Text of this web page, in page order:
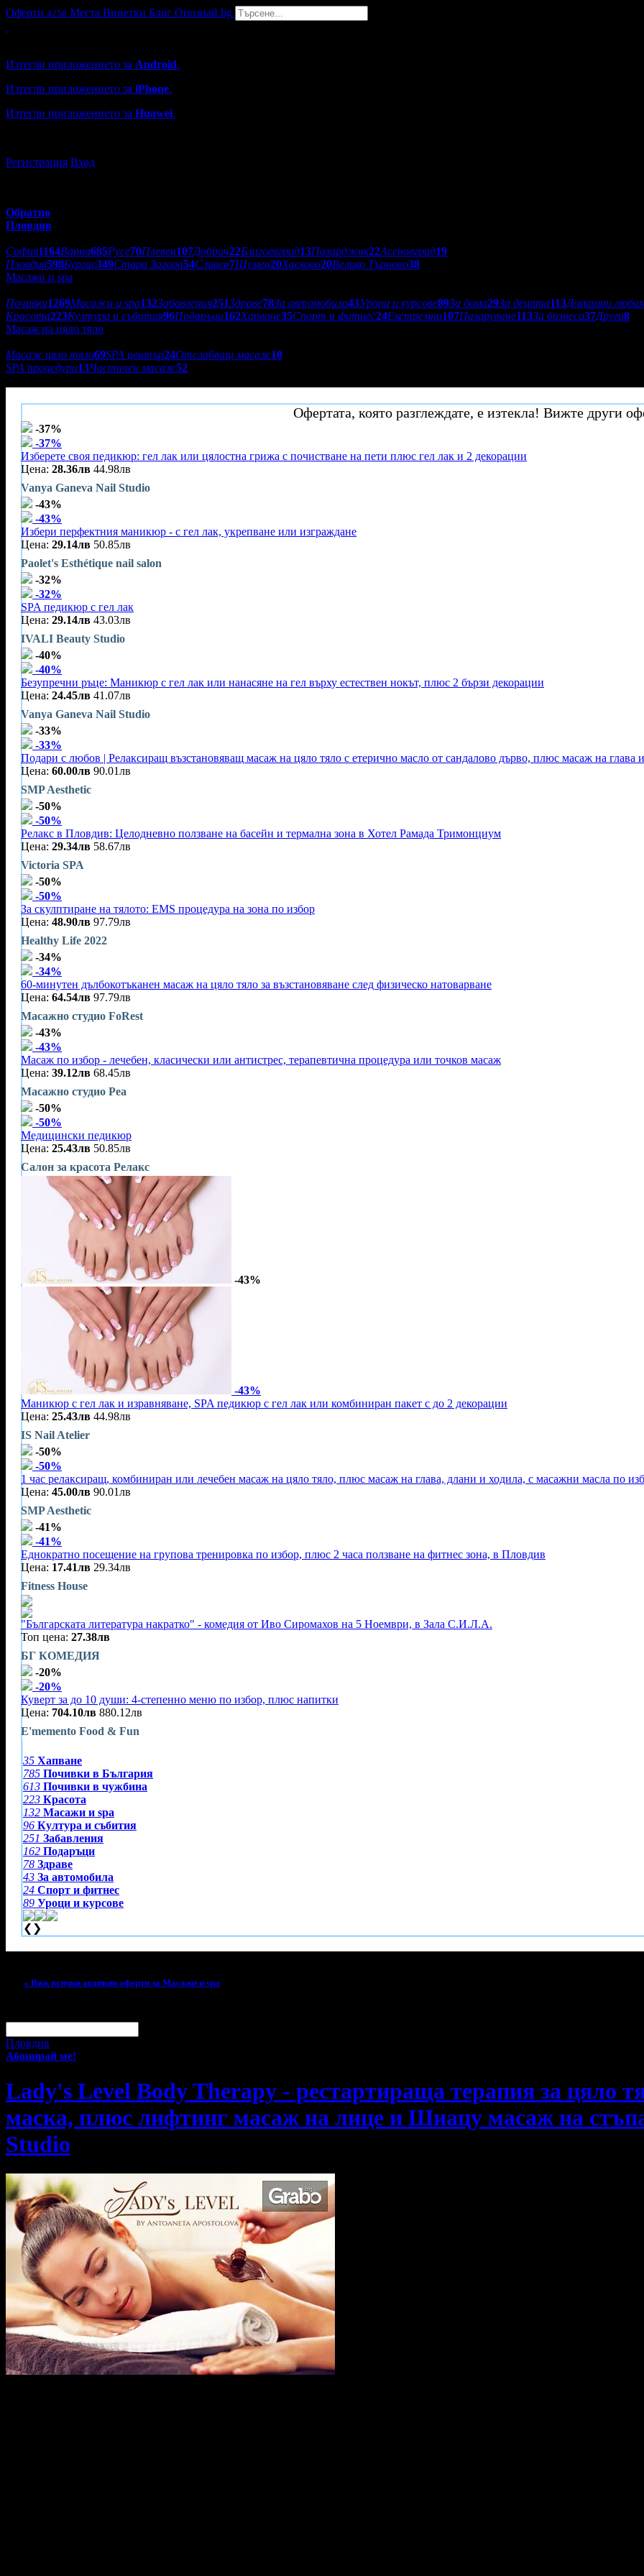
Оферти 4256 Места Винетки Блог Опознай.bg
Изтегли приложението за Android.
Изтегли приложението за iPhone.
Изтегли приложението за Huawei.
Регистрация Вход
Обратно
Пловдив
София1164Варна685Русе70Плевен107Добрич22Благоевград13Пазарджик22Асеновград19
Пловдив598Бургас349Стара Загора54Сливен7Шумен20Хасково20Велико Търново38
Масажи и spa
Почивки1269Масажи и spa132Забавления251Здраве78За автомобила43Уроци и курсове89За дома29За децата113Домашни
Красота223Култура и събития96Подаръци162Хапване35Спорт и фитнес24Екстремни107Пазаруване113За бизнеса37Други8
Масаж на цяло тяло
Масаж цяло тяло69SPA център24Отслабващ масаж10
SPA процедури13Частичен масаж52
Офертата, която разглеждате, е изтекла! Вижте други
-37%
-37%
Изберете своя педикюр: гел лак или цялостна грижа с почистване на пети плюс гел лак и 2 декорации
Цена: 28.36лв 44.98лв
Vanya Ganeva Nail Studio
-43%
-43%
Избери перфектния маникюр - с гел лак, укрепване или изграждане
Цена: 29.14лв 50.85лв
Paolet's Esthétique nail salon
-32%
-32%
SPA педикюр с гел лак
Цена: 29.14лв 43.03лв
IVALI Beauty Studio
-40%
-40%
Безупречни ръце: Маникюр с гел лак или нанасяне на гел върху естествен нокът, плюс 2 бързи декорации
Цена: 24.45лв 41.07лв
Vanya Ganeva Nail Studio
-33%
-33%
Подари с любов | Релаксиращ възстановяващ масаж на цяло тяло с етерично масло от сандалово дърво, плюс масаж на
Цена: 60.00лв 90.01лв
SMP Aesthetic
-50%
-50%
Релакс в Пловдив: Целодневно ползване на басейн и термална зона в Хотел Рамада Тримонциум
Цена: 29.34лв 58.67лв
Victoria SPA
-50%
-50%
За скулптиране на тялото: EMS процедура на зона по избор
Цена: 48.90лв 97.79лв
Healthy Life 2022
-34%
-34%
60-минутен дълбокотъканен масаж на цяло тяло за възстановяване след физическо натоварване
Цена: 64.54лв 97.79лв
Масажно студио FoRest
-43%
-43%
Масаж по избор - лечебен, класически или антистрес, терапевтична процедура или точков масаж
Цена: 39.12лв 68.45лв
Масажно студио Реа
-50%
-50%
Медицински педикюр
Цена: 25.43лв 50.85лв
Салон за красота Релакс
-43%
-43%
Маникюр с гел лак и изравняване, SPA педикюр с гел лак или комбиниран пакет с до 2 декорации
Цена: 25.43лв 44.98лв
IS Nail Atelier
-50%
-50%
1 час релаксиращ, комбиниран или лечебен масаж на цяло тяло, плюс масаж на глава, длани и ходила, с масажни масла по
Цена: 45.00лв 90.01лв
SMP Aesthetic
-41%
-41%
Еднократно посещение на групова тренировка по избор, плюс 2 часа ползване на фитнес зона, в Пловдив
Цена: 17.41лв 29.34лв
Fitness House
"Българската литература накратко" - комедия от Иво Сиромахов на 5 Ноември, в Зала С.И.Л.А.
Топ цена: 27.38лв
БГ КОМЕДИЯ
-20%
-20%
Куверт за до 10 души: 4-степенно меню по избор, плюс напитки
Цена: 704.10лв 880.12лв
E'memento Food & Fun
35 Хапване
785 Почивки в България
613 Почивки в чужбина
223 Красота
132 Масажи и spa
96 Култура и събития
251 Забавления
162 Подаръци
78 Здраве
43 За автомобила
24 Спорт и фитнес
89 Уроци и курсове
❮ ❯
» Виж всички активни оферти за Масажи и spa
Пловдив
Абонирай ме!
Lady's Level Body Therapy - рестартираща терапия за цяло
маска, плюс лифтинг масаж на лице и Шиацу масаж на
Studio